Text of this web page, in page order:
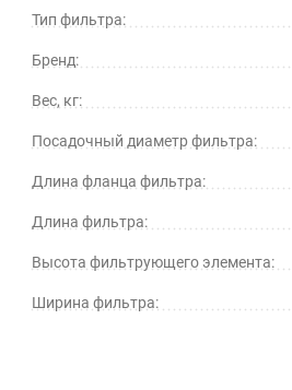
Тип фильтра:
Бренд:
Вес, кг:
Посадочный диаметр фильтра:
Длина фланца фильтра:
Длина фильтра:
Высота фильтрующего элемента:
Ширина фильтра: